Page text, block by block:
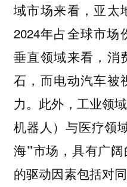
域市场来看，亚太
2024年占全球市场
垂直领域来看，消
石，而电动汽车被
力。 此外， 工业领
机器人）与医疗领
海”市场 ，具有广
的驱动因素包括对